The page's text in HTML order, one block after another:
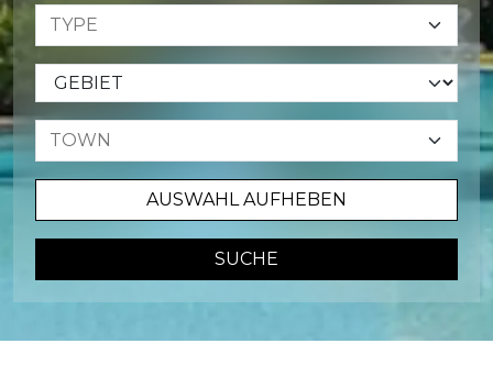
AUSWAHL AUFHEBEN
SUCHE